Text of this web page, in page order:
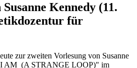
Kennedy (11.
für
zur zweiten Vorlesung von Susanne
AM (A STRANGE LOOP)" im